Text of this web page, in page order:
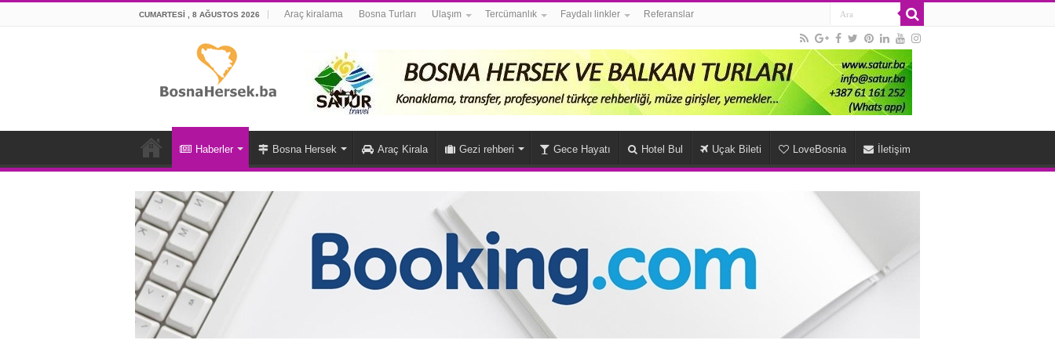
CUMARTESI , 8 AĞUSTOS 2026 Araç kiralama Bosna Turları Ulaşım Tercümanlık Faydalı linkler Referanslar
Haberler Bosna Hersek Araç Kirala Gezi rehberi Gece Hayatı Hotel Bul Uçak Bileti LoveBosnia İletişim